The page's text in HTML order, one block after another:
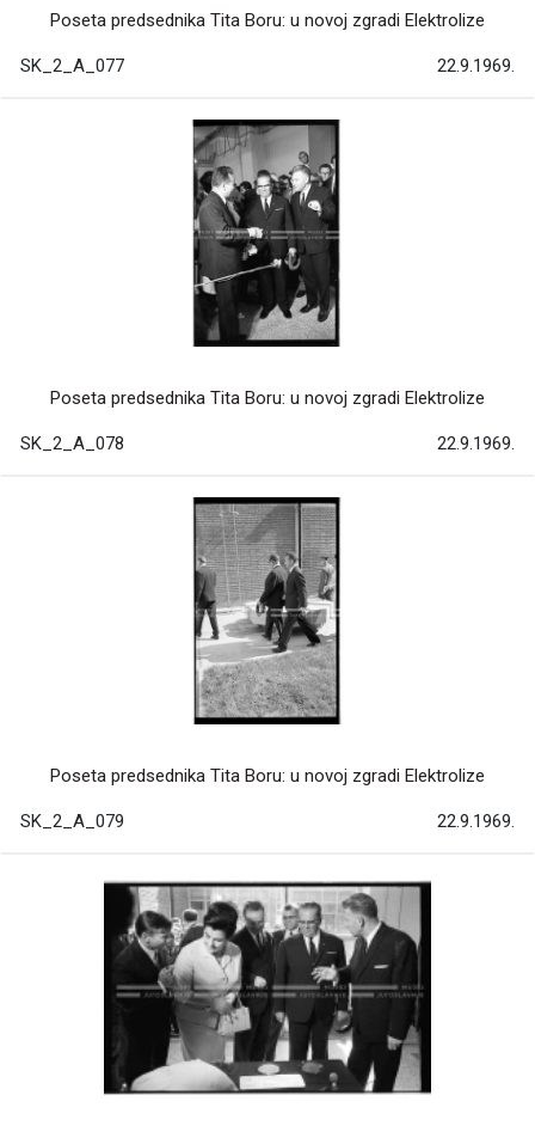
Poseta predsednika Tita Boru: u novoj zgradi Elektrolize
SK_2_A_077 22.9.1969.
Poseta predsednika Tita Boru: u novoj zgradi Elektrolize
SK_2_A_078 22.9.1969.
Poseta predsednika Tita Boru: u novoj zgradi Elektrolize
SK_2_A_079 22.9.1969.